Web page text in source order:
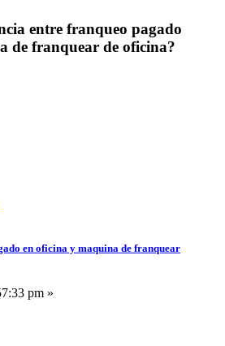
entre franqueo pagado
de franquear de oficina?
en oficina y maquina de franquear
pm »